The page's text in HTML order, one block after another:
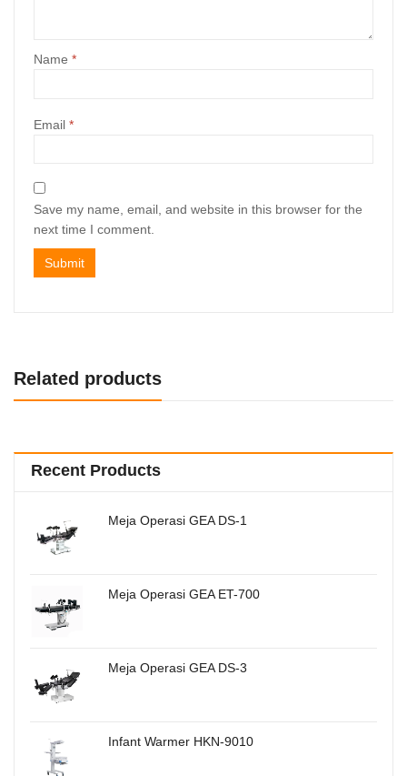
Name *
Email *
Save my name, email, and website in this browser for the
next time I comment.
Related products
Recent Products
Meja Operasi GEA DS-1
Meja Operasi GEA ET-700
Meja Operasi GEA DS-3
Infant Warmer HKN-9010